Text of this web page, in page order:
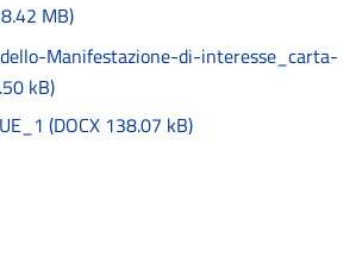
MB)
Manifestazione-di-interesse_carta-
kB)
(DOCX 138.07 kB)